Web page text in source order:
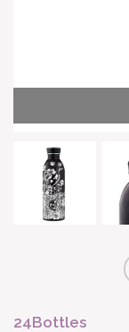
24Bottles